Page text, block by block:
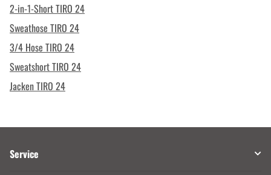
2-in-1-Short TIRO 24
Sweathose TIRO 24
3/4 Hose TIRO 24
Sweatshort TIRO 24
Jacken TIRO 24
Service